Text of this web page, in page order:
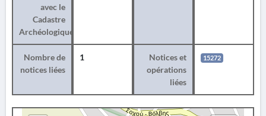
avec le
Cadastre
Archéologique
Nombre de
notices liées
1
Notices et
opérations
liées
15272